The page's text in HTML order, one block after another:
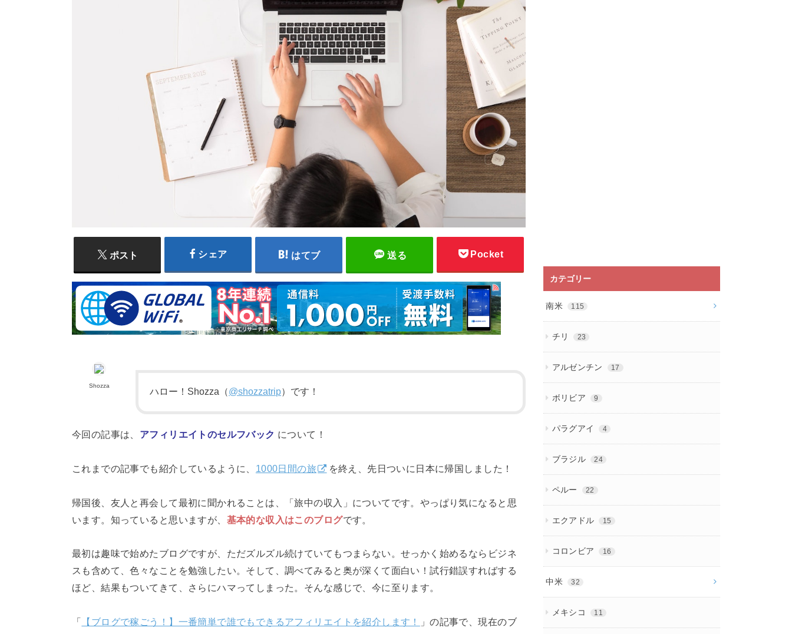
ポスト シェア はてブ 送る Pocket
Shozza
ハロー！Shozza（@shozzatrip）です！
今回の記事は、 アフィリエイトのセルフバック について！
これまでの記事でも紹介しているように、 1000日間の旅 を終え、先日ついに日本に帰国しました！
帰国後、友人と再会して最初に聞かれることは、「旅中の収入」についてです。やっぱり気になると思
います。知っていると思いますが、 基本的な収入はこのブログです。
最初は趣味で始めたブログですが、ただズルズル続けていてもつまらない。せっかく始めるならビジネ
スも含めて、色々なことを勉強したい。そして、調べてみると奥が深くて面白い！試行錯誤すればする
ほど、結果もついてきて、さらにハマってしまった。そんな感じで、今に至ります。
「 【ブログで稼ごう！】一番簡単で誰でもできるアフィリエイトを紹介します！
」の記事で、現在のブ
カテゴリー
南米 115
チリ 23
アルゼンチン 17
ボリビア 9
パラグアイ 4
ブラジル 24
ペルー 22
エクアドル 15
コロンビア 16
中米 32
メキシコ 11